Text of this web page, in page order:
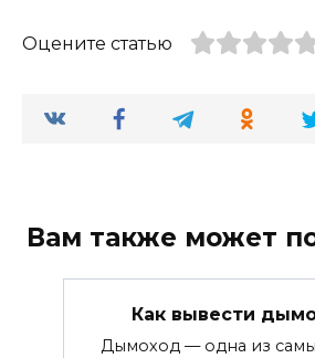
Оцените статью
Вам также может
Как вывести
Дымоход — одна из